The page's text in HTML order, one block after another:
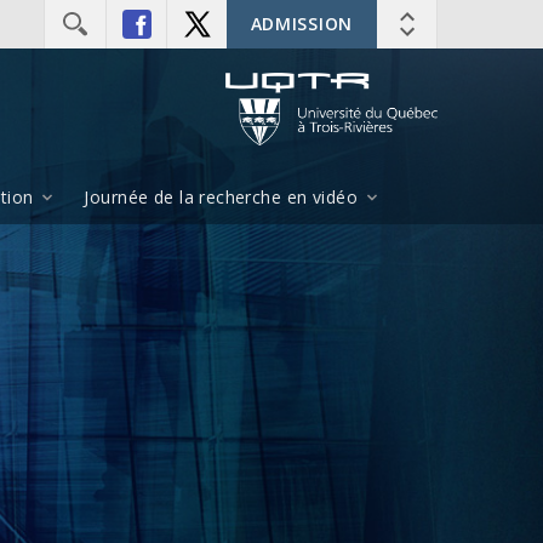
ADMISSION
Journée de la recherche en vidéo